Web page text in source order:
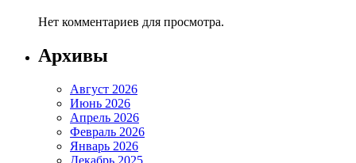
Нет комментариев для просмотра.
Архивы
Август 2026
Июнь 2026
Апрель 2026
Февраль 2026
Январь 2026
Декабрь 2025